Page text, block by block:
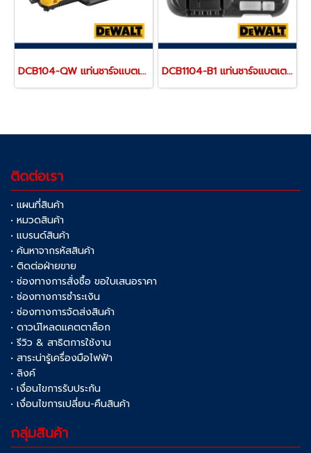
DCB104-QW แท่นชาร์จแบตเตอรี่ 4 ช่อง รุ่นชาร์จเร็ว "DEWALT" ดีวอลท์ DCB1104-B1 แท่นชาร์จแบตเตอรี่ 12V/20V MAX (ใช้ชาร์จแบตเตอรี่ DEWALT ได้ทุกรุ่น) ขนาดเล็กพกพา "DEWALT" ดีวอลท์
ติดต่อเรา
• แผนที่สินค้า
• หมวดสินค้า
• แบรนด์สินค้า
• ค้นหาจากรหัสสินค้า
• ติดต่อฝ่ายขาย
• ช่องทางการสั่งซื้อ ขอใบเสนอราคา
• ช่องทางการชำระเงิน
• ช่องทางการจัดส่งสินค้า
• ดาวน์โหลดแคตตาล็อก
• รีวิว & สาธิตการใช้งาน
• สาระน่ารู้เครื่องมือไฟฟ้า
• ลิงค์
• เงื่อนไขการรับประกัน
• เงื่อนไขการเปลี่ยน-คืนสินค้า
กลุ่มสินค้า